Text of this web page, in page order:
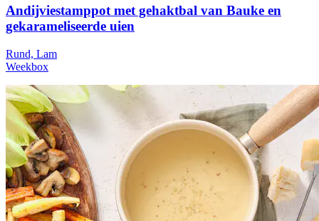
Andijviestamppot met gehaktbal van Bauke en
gekarameliseerde uien
Rund, Lam
Weekbox